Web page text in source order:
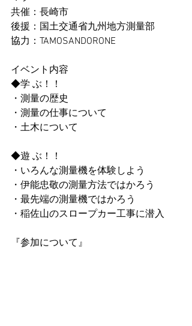
共催：長崎市
後援：国土交通省九州地方測量部
協力：TAMOSANDORONE
イベント内容
◆学 ぶ！！
・測量の歴史
・測量の仕事について
・土木について
◆遊 ぶ！！
・いろんな測量機を体験しよう
・伊能忠敬の測量方法ではかろう
・最先端の測量機ではかろう
・稲佐山のスロープカー工事に潜入
『参加について』